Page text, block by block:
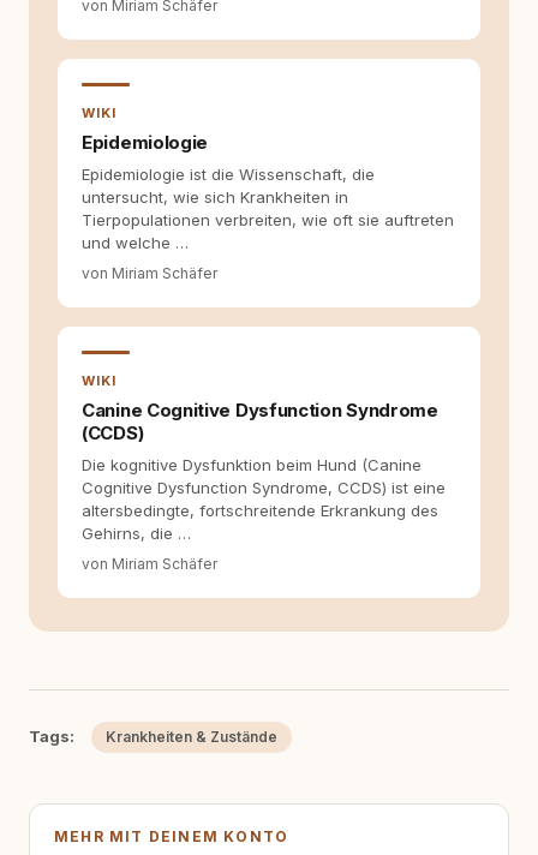
von Miriam Schäfer
WIKI
Epidemiologie
Epidemiologie ist die Wissenschaft, die
untersucht, wie sich Krankheiten in
Tierpopulationen verbreiten, wie oft sie auftreten
und welche …
von Miriam Schäfer
WIKI
Canine Cognitive Dysfunction Syndrome
(CCDS)
Die kognitive Dysfunktion beim Hund (Canine
Cognitive Dysfunction Syndrome, CCDS) ist eine
altersbedingte, fortschreitende Erkrankung des
Gehirns, die …
von Miriam Schäfer
Tags: Krankheiten & Zustände
MEHR MIT DEINEM KONTO